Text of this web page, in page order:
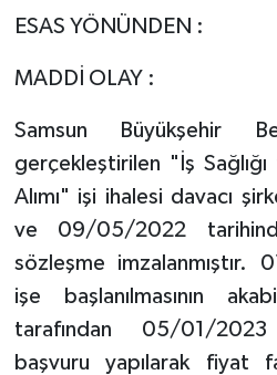
ESAS YÖNÜNDEN :
MADDİ OLAY :
Samsun Büyükşehir
gerçekleştirilen "İş
Alımı" işi ihalesi davacı
ve 09/05/2022
sözleşme
işe başlanılmasının
tarafından 05/01/
başvuru yapılarak fiyat